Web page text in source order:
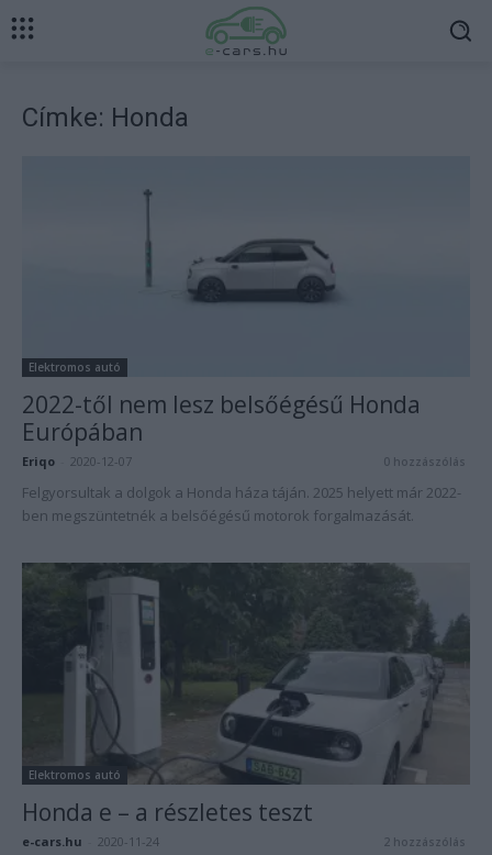
Címke: Honda
Elektromos autó
2022-től nem lesz belsőégésű Honda
Európában
Eriqo 2020-12-07 0 hozzászólás
Felgyorsultak a dolgok a Honda háza táján. 2025 helyett már 2022-
ben megszüntetnék a belsőégésű motorok forgalmazását.
Elektromos autó
Honda e – a részletes teszt
e-cars.hu 2020-11-24 2 hozzászólás